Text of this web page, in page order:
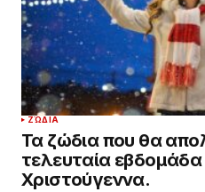
ΖΏΔΙΑ
Τα ζώδια που θα
τελευταία εβδομάδα
Χριστούγεννα.